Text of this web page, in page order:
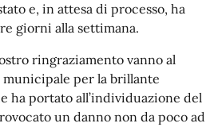
e, in attesa di processo, ha
giorni alla settimana.
ringraziamento vanno al
municipale per la brillante
ha portato all’individuazione del
un danno non da poco ad